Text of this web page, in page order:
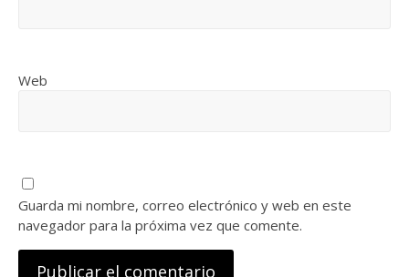
Web
Guarda mi nombre, correo electrónico y web en este
navegador para la próxima vez que comente.